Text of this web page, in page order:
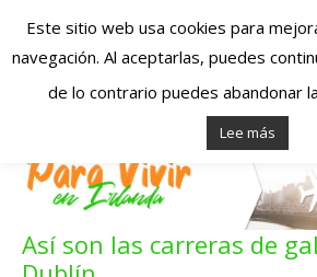
Españoles
Irlanda –
Irlanda –
Así son las carreras de
Este sitio web usa cookies para
navegación. Al aceptarlas, puedes
de lo contrario puedes abandonar
Lee más